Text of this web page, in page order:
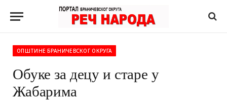
ОПШТИНЕ БРАНИЧЕВСКОГ ОКРУГА
Обуке за децу и старе у
Жабарима